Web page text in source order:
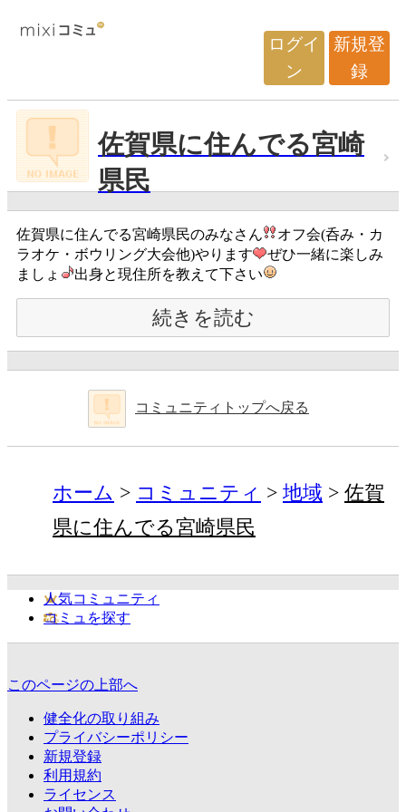
ログイ
ン
新規登
録
佐賀県に住んでる宮崎
県民
佐賀県に住んでる宮崎県民のみなさん
オフ会(呑み・カ
ラオケ・ボウリング大会他)やります
ぜひ一緒に楽しみ
ましょ
出身と現住所を教えて下さい
続きを読む
コミュニティトップへ戻る
ホーム コミュニティ 地域
佐賀
県に住んでる宮崎県民
人気コミュニティ
コミュを探す
このページの上部へ
健全化の取り組み
プライバシーポリシー
新規登録
利用規約
ライセンス